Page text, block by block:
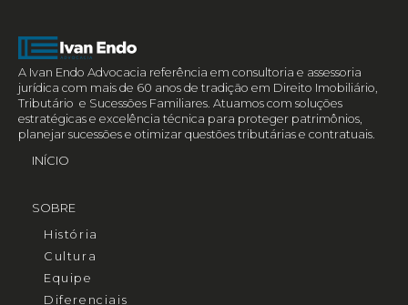
A Ivan Endo Advocacia referência em consultoria e assessoria
jurídica com mais de 60 anos de tradição em Direito Imobiliário,
Tributário e Sucessões Familiares. Atuamos com soluções
estratégicas e excelência técnica para proteger patrimônios,
planejar sucessões e otimizar questões tributárias e contratuais.
INÍCIO
SOBRE
História
Cultura
Equipe
Diferenciais